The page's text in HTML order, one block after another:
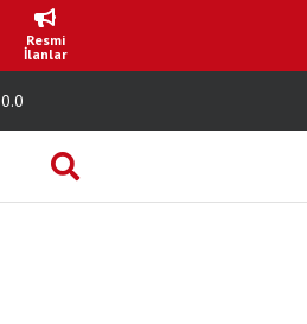
Resmi
İlanlar
0.0